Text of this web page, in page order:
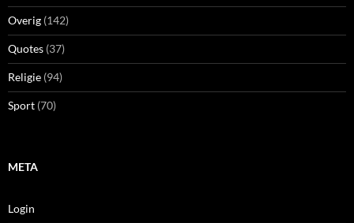
Overig (142)
Quotes (37)
Religie (94)
Sport (70)
META
Login